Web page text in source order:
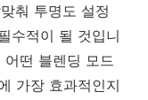
춰 투명도 설정
수적이 될 것입니
떤 블렌딩 모드
가장 효과적인지